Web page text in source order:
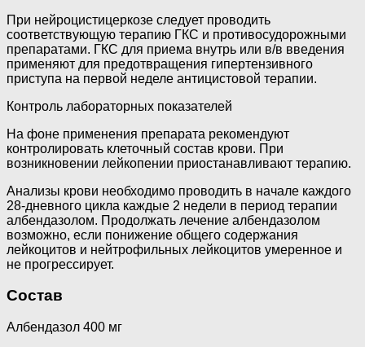
При нейроцистицеркозе следует проводить
соответствующую терапию ГКС и противосудорожными
препаратами. ГКС для приема внутрь или в/в введения
применяют для предотвращения гипертензивного
приступа на первой неделе антицистовой терапии.
Контроль лабораторных показателей
На фоне применения препарата рекомендуют
контролировать клеточный состав крови. При
возникновении лейкопении приостанавливают терапию.
Анализы крови необходимо проводить в начале каждого
28-дневного цикла каждые 2 недели в период терапии
албендазолом. Продолжать лечение албендазолом
возможно, если понижение общего содержания
лейкоцитов и нейтрофильных лейкоцитов умеренное и
не прогрессирует.
Состав
Албендазол 400 мг